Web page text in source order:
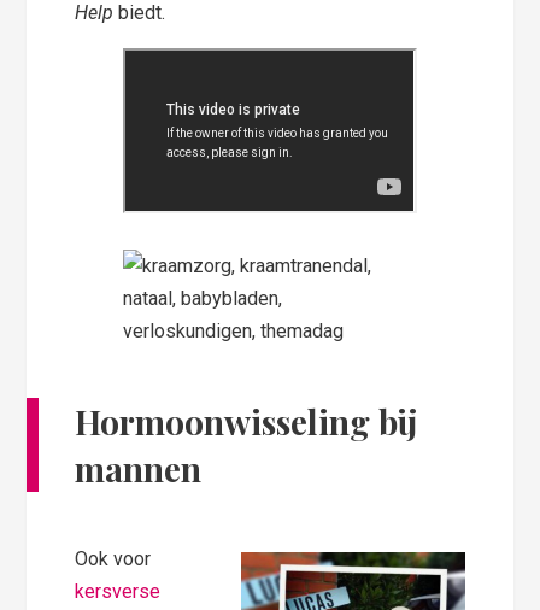
Help biedt.
Hormoonwisseling bij
mannen
Ook voor
kersverse